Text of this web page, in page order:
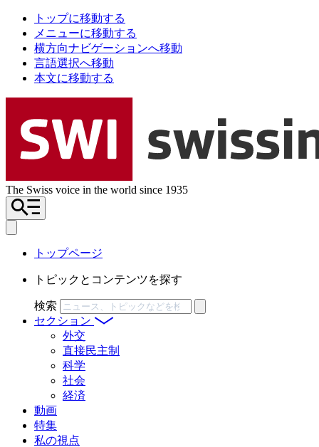
トップに移動する
メニューに移動する
横方向ナビゲーションへ移動
言語選択へ移動
本文に移動する
The Swiss voice in the world since 1935
トップページ
トピックとコンテンツを探す
検索
セクション
外交
直接民主制
科学
社会
経済
動画
特集
私の視点